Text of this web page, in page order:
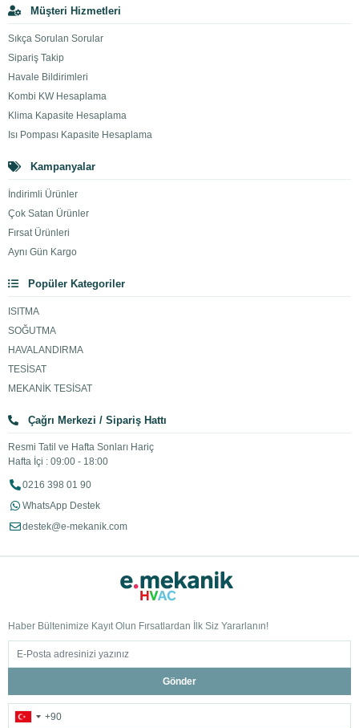
Müşteri Hizmetleri
Sıkça Sorulan Sorular
Sipariş Takip
Havale Bildirimleri
Kombi KW Hesaplama
Klima Kapasite Hesaplama
Isı Pompası Kapasite Hesaplama
Kampanyalar
İndirimli Ürünler
Çok Satan Ürünler
Fırsat Ürünleri
Aynı Gün Kargo
Popüler Kategoriler
ISITMA
SOĞUTMA
HAVALANDIRMA
TESİSAT
MEKANİK TESİSAT
Çağrı Merkezi / Sipariş Hattı
Resmi Tatil ve Hafta Sonları Hariç
Hafta İçi : 09:00 - 18:00
0216 398 01 90
WhatsApp Destek
destek@e-mekanik.com
Haber Bültenimize Kayıt Olun Fırsatlardan İlk Siz Yararlanın!
Gönder